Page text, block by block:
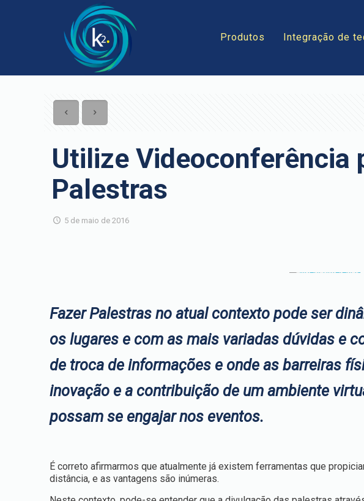
Produtos Integração de
Utilize Videoconferência
Palestras
5 de maio de 2016
Fazer Palestras no atual contexto pode ser
os lugares e com as mais variadas dúvidas e
de troca de informações e onde as barreiras
inovação e a contribuição de um ambiente
possam se engajar nos eventos.
É correto afirmarmos que atualmente já existem ferramentas que
distância, e as vantagens são inúmeras.